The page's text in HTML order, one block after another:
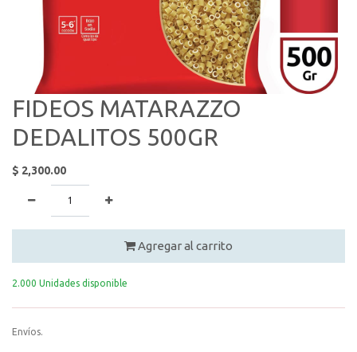
FIDEOS MATARAZZO
DEDALITOS 500GR
$ 2,300.00
Agregar al carrito
2.000 Unidades disponible
Envíos.